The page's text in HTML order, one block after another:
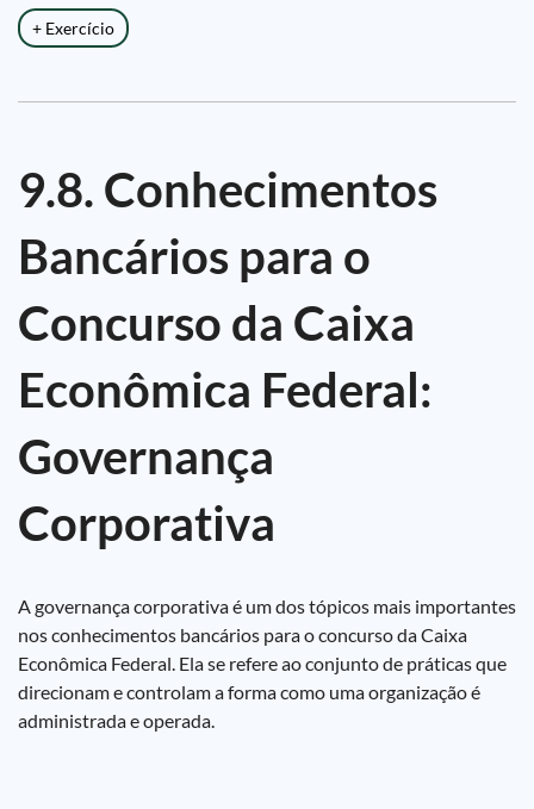
+ Exercício
9.8. Conhecimentos
Bancários para o
Concurso da Caixa
Econômica Federal:
Governança
Corporativa
A governança corporativa é um dos tópicos mais importantes
nos conhecimentos bancários para o concurso da Caixa
Econômica Federal. Ela se refere ao conjunto de práticas que
direcionam e controlam a forma como uma organização é
administrada e operada.